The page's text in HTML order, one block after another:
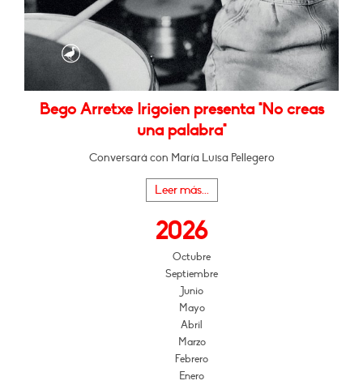
Bego Arretxe Irigoien presenta "No creas
una palabra"
Conversará con María Luisa Pellegero
Leer más...
2026
Octubre
Septiembre
Junio
Mayo
Abril
Marzo
Febrero
Enero